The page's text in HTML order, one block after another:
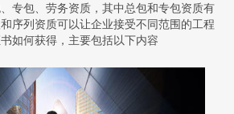
包、劳务资质，其中总包和专包资质有
序列资质可以让企业接受不同范围的工程
如何获得，主要包括以下内容